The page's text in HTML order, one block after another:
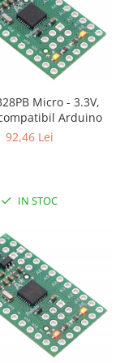
Micro - 3.3V,
Arduino
92,46 Lei
IN STOC